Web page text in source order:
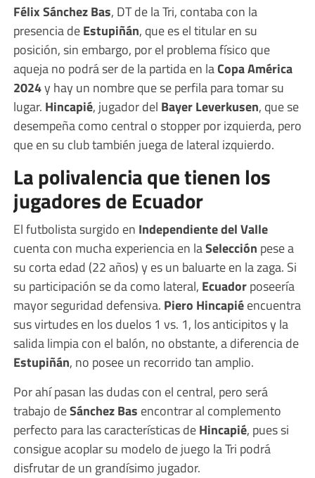
Félix Sánchez Bas, DT de la Tri, contaba con la
presencia deEstupiñán, que es el titular en su
posición, sin embargo, por el problema físico que
aqueja no podrá ser de la partida en laCopa América
2024y hay un nombre que se perfila para tomar su
lugar. Hincapié, jugador del Bayer Leverkusen, que se
desempeña como central o stopper por izquierda, pero
que en su club también juega de lateral izquierdo.
La polivalencia que tienen los
jugadores de Ecuador
El futbolista surgido en Independiente del Valle
cuenta con mucha experiencia en laSelección pese a
su corta edad (22 años) y es un baluarte en la zaga. Si
su participación se da como lateral, Ecuadorposeería
mayor seguridad defensiva. Piero Hincapiéencuentra
sus virtudes en los duelos 1 vs. 1, los anticipitos y la
salida limpia con el balón, no obstante, a diferencia de
Estupiñán, no posee un recorrido tan amplio.
Por ahí pasan las dudas con el central, pero será
trabajo deSánchez Bas encontrar al complemento
perfecto para las características deHincapié, pues si
consigue acoplar su modelo de juego la Tri podrá
disfrutar de un grandísimo jugador.